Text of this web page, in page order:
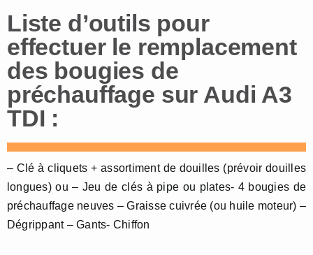
Liste d’outils pour
effectuer le remplacement
des bougies de
préchauffage sur Audi A3
TDI :
– Clé à cliquets + assortiment de douilles (prévoir douilles
longues) ou – Jeu de clés à pipe ou plates- 4 bougies de
préchauffage neuves – Graisse cuivrée (ou huile moteur) –
Dégrippant – Gants- Chiffon